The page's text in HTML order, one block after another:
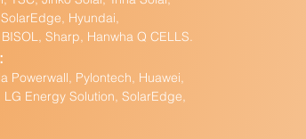
Hyundai,
Sharp, Hanwha Q CELLS.
Powerwall, Pylontech, Huawei,
LG Energy Solution, SolarEdge,